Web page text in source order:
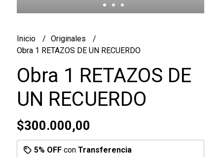
Inicio
Originales
Obra 1 RETAZOS DE UN RECUERDO
Obra 1 RETAZOS DE
UN RECUERDO
$300.000,00
5% OFFcon Transferencia